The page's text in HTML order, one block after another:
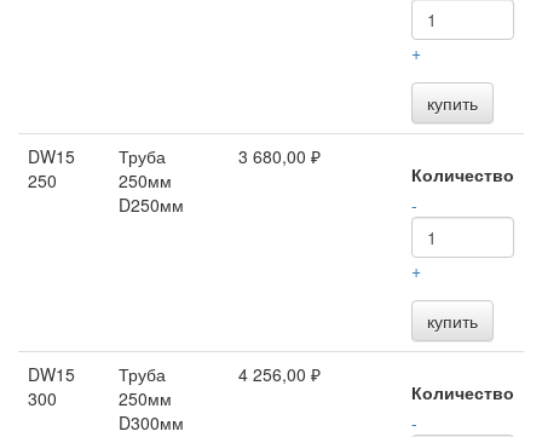
+
купить
DW15
250
Труба
250мм
D250мм
3 680,00 ₽
Количество
-
+
купить
DW15
300
Труба
250мм
D300мм
4 256,00 ₽
Количество
-